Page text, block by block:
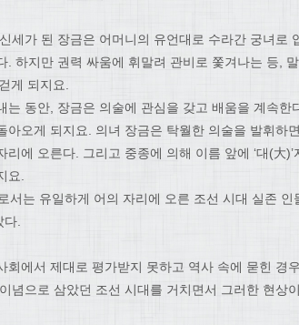
세가 된 장금은 어머니의 유언대로 수라간 궁녀로
. 하지만 권력 싸움에 휘말려 관비로 쫓겨나는 등,
게 되지요.
는 동안, 장금은 의술에 관심을 갖고 배움을 계속한
아오게 되지요. 의녀 장금은 탁월한 의술을 발휘하
에 오른다. 그리고 중종에 의해 이름 앞에 ‘대(大)’
요.
서는 유일하게 어의 자리에 오른 조선 시대 실존 인
.
회에서 제대로 평가받지 못하고 역사 속에 묻힌 경
념으로 삼았던 조선 시대를 거치면서 그러한 현상